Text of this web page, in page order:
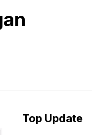
Top Update